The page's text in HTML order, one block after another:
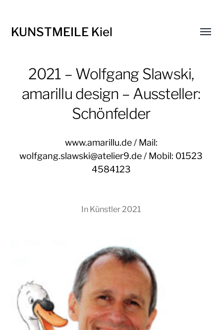
KUNSTMEILE Kiel
Menü
2021 – Wolfgang Slawski,
amarillu design – Aussteller:
Schönfelder
www.amarillu.de / Mail:
wolfgang.slawski@atelier9.de / Mobil: 01523
4584123
In Künstler 2021